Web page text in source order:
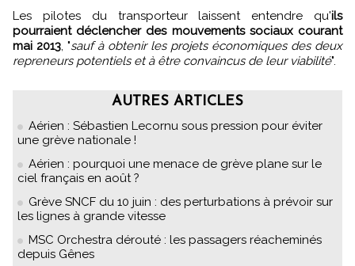
Les pilotes du transporteur laissent entendre qu'ils
pourraient déclencher des mouvements sociaux courant
mai 2013, "sauf à obtenir les projets économiques des deux
repreneurs potentiels et à être convaincus de leur viabilité".
AUTRES ARTICLES
Aérien : Sébastien Lecornu sous pression pour éviter
une grève nationale !
Aérien : pourquoi une menace de grève plane sur le
ciel français en août ?
Grève SNCF du 10 juin : des perturbations à prévoir sur
les lignes à grande vitesse
MSC Orchestra dérouté : les passagers réacheminés
depuis Gênes